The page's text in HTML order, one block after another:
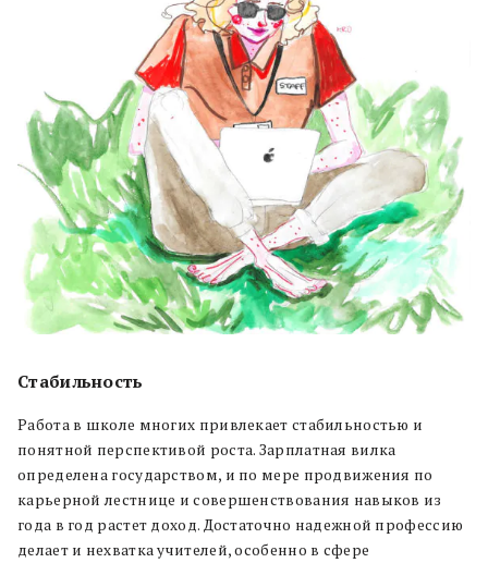
Стабильность
Работа в школе многих привлекает стабильностью и
понятной перспективой роста. Зарплатная вилка
определена государством, и по мере продвижения по
карьерной лестнице и совершенствования навыков из
года в год растет доход. Достаточно надежной профессию
делает и нехватка учителей, особенно в сфере